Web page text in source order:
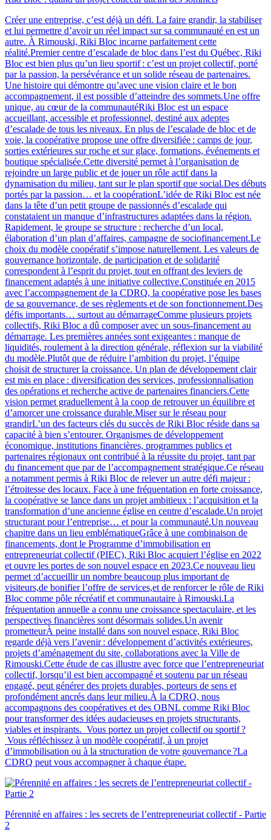
Créer une entreprise, c’est déjà un défi. La faire grandir, la stabiliser
et lui permettre d’avoir un réel impact sur sa communauté en est un
autre. À Rimouski, Riki Bloc incarne parfaitement cette
réalité.Premier centre d’escalade de bloc dans l’est du Québec, Riki
Bloc est bien plus qu’un lieu sportif : c’est un projet collectif, porté
par la passion, la persévérance et un solide réseau de partenaires.
Une histoire qui démontre qu’avec une vision claire et le bon
accompagnement, il est possible d’atteindre des sommets.Une offre
unique, au cœur de la communautéRiki Bloc est un espace
accueillant, accessible et professionnel, destiné aux adeptes
d’escalade de tous les niveaux. En plus de l’escalade de bloc et de
voie, la coopérative propose une offre diversifiée : camps de jour,
sorties extérieures sur roche et sur glace, formations, événements et
boutique spécialisée.Cette diversité permet à l’organisation de
rejoindre un large public et de jouer un rôle actif dans la
dynamisation du milieu, tant sur le plan sportif que social.Des débuts
portés par la passion… et la coopérationL’idée de Riki Bloc est née
dans la tête d’un petit groupe de passionnés d’escalade qui
constataient un manque d’infrastructures adaptées dans la région.
Rapidement, le groupe se structure : recherche d’un local,
élaboration d’un plan d’affaires, campagne de sociofinancement.Le
choix du modèle coopératif s’impose naturellement. Les valeurs de
gouvernance horizontale, de participation et de solidarité
correspondent à l’esprit du projet, tout en offrant des leviers de
financement adaptés à une initiative collective.Constituée en 2015
avec l’accompagnement de la CDRQ, la coopérative pose les bases
de sa gouvernance, de ses règlements et de son fonctionnement.Des
défis importants… surtout au démarrageComme plusieurs projets
collectifs, Riki Bloc a dû composer avec un sous-financement au
démarrage. Les premières années sont exigeantes : manque de
liquidités, roulement à la direction générale, réflexion sur la viabilité
du modèle.Plutôt que de réduire l’ambition du projet, l’équipe
choisit de structurer la croissance. Un plan de développement clair
est mis en place : diversification des services, professionnalisation
des opérations et recherche active de partenaires financiers.Cette
vision permet graduellement à la coop de retrouver un équilibre et
d’amorcer une croissance durable.Miser sur le réseau pour
grandirL’un des facteurs clés du succès de Riki Bloc réside dans sa
capacité à bien s’entourer. Organismes de développement
économique, institutions financières, programmes publics et
partenaires régionaux ont contribué à la réussite du projet, tant par
du financement que par de l’accompagnement stratégique.Ce réseau
a notamment permis à Riki Bloc de relever un autre défi majeur :
l’étroitesse des locaux. Face à une fréquentation en forte croissance,
la coopérative se lance dans un projet ambitieux : l’acquisition et la
transformation d’une ancienne église en centre d’escalade.Un projet
structurant pour l’entreprise… et pour la communauté.Un nouveau
chapitre dans un lieu emblématiqueGrâce à une combinaison de
financements, dont le Programme d’immobilisation en
entrepreneuriat collectif (PIEC), Riki Bloc acquiert l’église en 2022
et ouvre les portes de son nouvel espace en 2023.Ce nouveau lieu
permet :d’accueillir un nombre beaucoup plus important de
visiteurs,de bonifier l’offre de services,et de renforcer le rôle de Riki
Bloc comme pôle récréatif et communautaire à Rimouski.La
fréquentation annuelle a connu une croissance spectaculaire, et les
perspectives financières sont désormais solides.Un avenir
prometteurÀ peine installé dans son nouvel espace, Riki Bloc
regarde déjà vers l’avenir : développement d’activités extérieures,
projets d’aménagement du site, collaborations avec la Ville de
Rimouski.Cette étude de cas illustre avec force que l’entrepreneuriat
collectif, lorsqu’il est bien accompagné et soutenu par un réseau
engagé, peut générer des projets durables, porteurs de sens et
profondément ancrés dans leur milieu.À la CDRQ, nous
accompagnons des coopératives et des OBNL comme Riki Bloc
pour transformer des idées audacieuses en projets structurants,
viables et inspirants. Vous portez un projet collectif ou sportif ?
Vous réfléchissez à un modèle coopératif, à un projet
d’immobilisation ou à la structuration de votre gouvernance ?La
CDRQ peut vous accompagner à chaque étape.
Pérennité en affaires : les secrets de l’entrepreneuriat collectif - Partie
2